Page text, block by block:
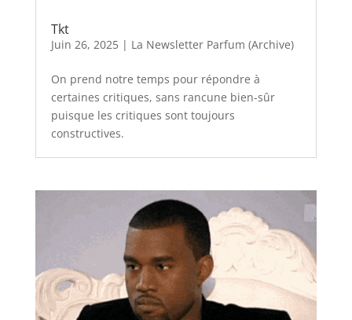
Tkt
Juin 26, 2025| La Newsletter Parfum (Archive)
On prend notre temps pour répondre à
certaines critiques, sans rancune bien-sûr
puisque les critiques sont toujours
constructives.